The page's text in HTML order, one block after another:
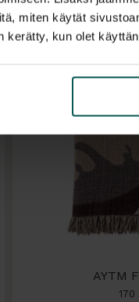
miten käytät
kerätty, kun olet
AYTM
170